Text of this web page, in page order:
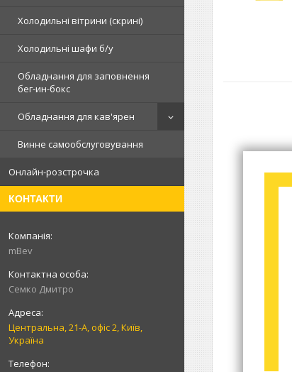
Холодильні вітрини (скрині)
Холодильні шафи б/у
Обладнання для заповнення
бег-ин-бокс
Обладнання для кав'ярен
Винне самообслуговування
Онлайн-розстрочка
КОНТАКТИ
mBev
Cемко Дмитро
Центральна, 21-А, офіс 2, Київ,
Україна